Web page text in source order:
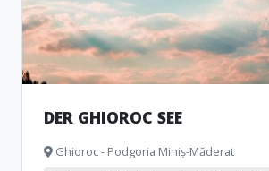
DER GHIOROC SEE
Ghioroc - Podgoria Miniș-Măderat